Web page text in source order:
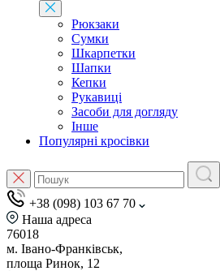
Рюкзаки
Сумки
Шкарпетки
Шапки
Кепки
Рукавиці
Засоби для догляду
Інше
Популярні кросівки
+38 (098) 103 67 70
Наша адреса
76018
м. Івано-Франківськ,
площа Ринок, 12